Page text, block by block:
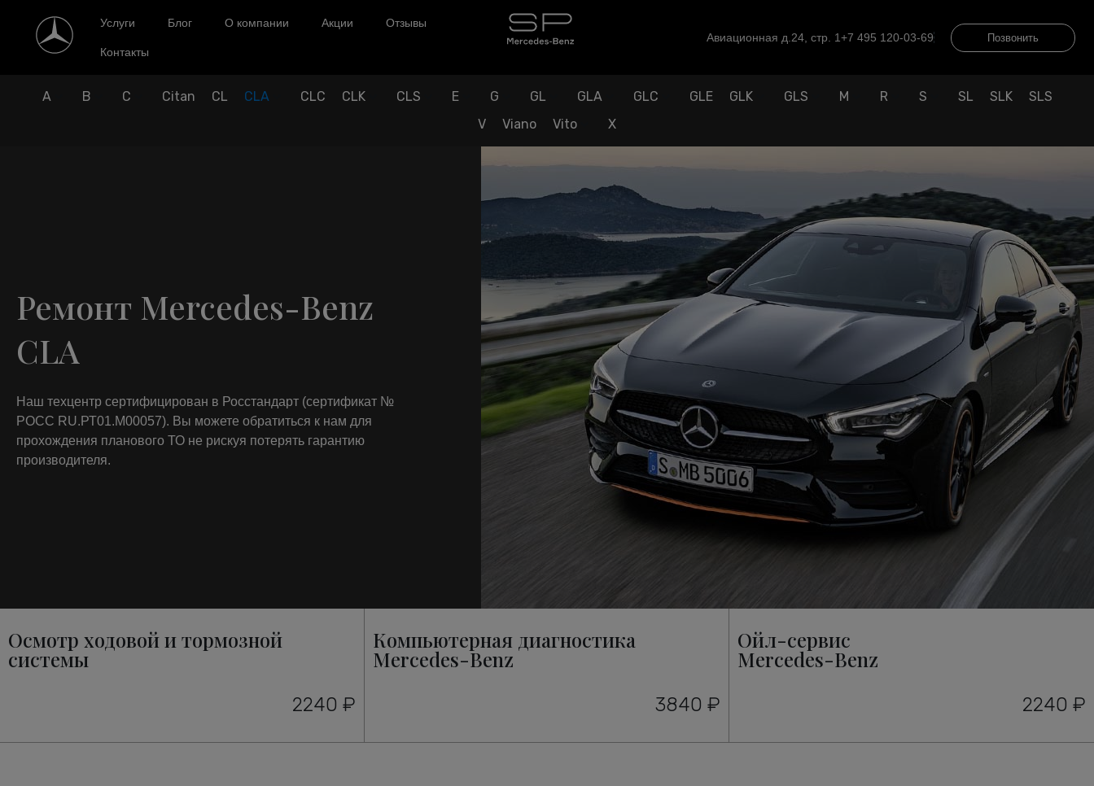
Услуги Блог О компании Акции Отзывы
Контакты
Авиационная д.24, стр. 1+7 495 120-03-69 Позвонить
A B C Citan CL CLA CLC CLK CLS E G GL GLA GLC GLE GLK GLS M R S SL SLK
SLS
V
Viano Vito X
Ремонт Mercedes-Benz
CLA
Наш техцентр сертифицирован в Росстандарт (сертификат №
РОСС RU.РТ01.М00057). Вы можете обратиться к нам для
прохождения планового ТО не рискуя потерять гарантию
производителя.
Осмотр ходовой и тормозной
системы
2240 ₽
Компьютерная диагностика
Mercedes-Benz
3840 ₽
Ойл-сервис
Mercedes-Benz
2240 ₽